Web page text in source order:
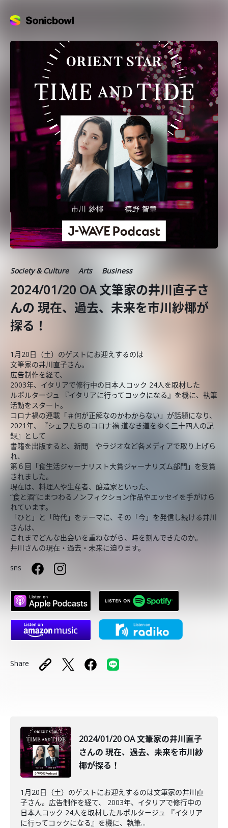
Society & Culture Arts Business
2024/01/20 OA 文筆家の井川直子さ
んの 現在、過去、未来を市川紗椰が
探る！
1月20日（土）のゲストにお迎えするのは
文筆家の井川直子さん。
広告制作を経て、
2003年、イタリアで修行中の日本人コック 24人を取材した
ルポルタージュ 『イタリアに行ってコックになる』を機に、執筆
活動をスタート。
コロナ禍の連載「＃何が正解なのかわからない」が話題になり、
2021年、『シェフたちのコロナ禍 道なき道をゆく三十四人の記
録』として
書籍を出版すると、新聞 やラジオなど各メディアで取り上げら
れ、
第６回「食生活ジャーナリスト大賞ジャーナリズム部門」を受賞
されました。
現在は、料理人や生産者、醸造家といった、
“食と酒”にまつわるノンフィクション作品やエッセイを手がけら
れています。
「ひと」と「時代」をテーマに、その「今」を発信し続ける井川
さんは、
これまでどんな出会いを重ねながら、時を刻んできたのか。
井川さんの現在・過去・未来に迫ります。
sns
Share
2024/01/20 OA 文筆家の井川直子
さんの 現在、過去、未来を市川紗
椰が探る！
1月20日（土）のゲストにお迎えするのは文筆家の井川直
子さん。広告制作を経て、 2003年、イタリアで修行中の
日本人コック 24人を取材したルポルタージュ 『イタリア
に行ってコックになる』を機に、執筆...